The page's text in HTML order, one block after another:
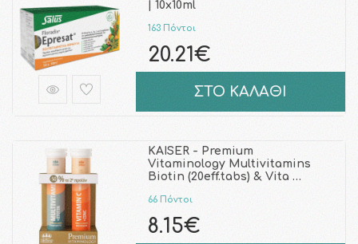
| 10x10ml
163 Πόντοι
20.21€
ΣΤΟ ΚΑΛΑΘΙ
KAISER - Premium
Vitaminology Multivitamins
Biotin (20eff.tabs) & Vita …
66 Πόντοι
8.15€